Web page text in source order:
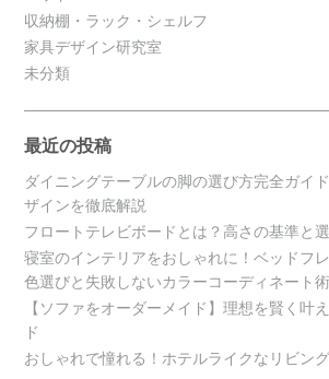
収納棚・ラック・シェルフ
家具デザイン研究室
未分類
最近の投稿
ダイニングテーブルの脚の選び方完全ガイ
ザインを徹底解説
フロートテレビボードとは？高さの基準と
寝室のインテリアをおしゃれに！ベッドフ
色選びと失敗しないカラーコーディネート術
【ソファをオーダーメイド】理想を賢く叶
ド
おしゃれで憧れる！ホテルライクなリビン